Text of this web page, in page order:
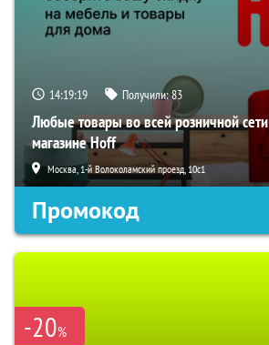
14:19:17 Получили:83
Любые товары во всей розничной
магазине Hoff
Москва, 1-й Волоколамский проезд, 10с1
Промокод
-20%